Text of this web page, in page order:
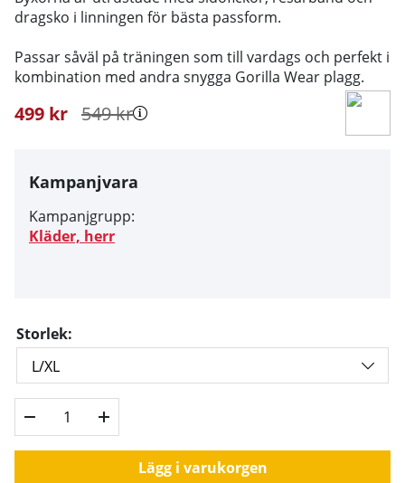
dragsko i linningen för bästa passform.
Passar såväl på träningen som till vardags och perfekt i
kombination med andra snygga Gorilla Wear plagg.
549kr
499 kr
Kampanjvara
Kampanjgrupp:
Kläder, herr
Storlek:
Lägg i varukorgen